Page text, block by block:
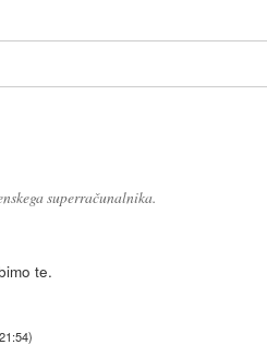
superračunalnika.
te.
)